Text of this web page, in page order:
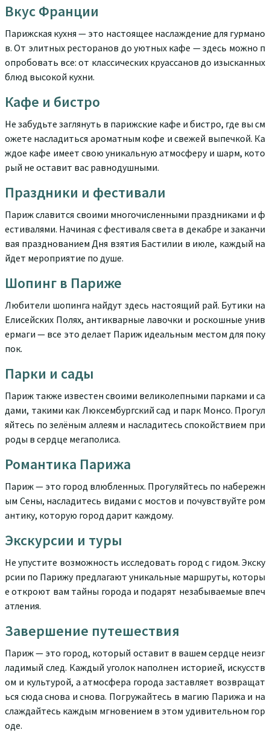
Вкус Франции
Парижская кухня — это настоящее наслаждение для гурмано
в. От элитных ресторанов до уютных кафе — здесь можно п
опробовать все: от классических круассанов до изысканных
блюд высокой кухни.
Кафе и бистро
Не забудьте заглянуть в парижские кафе и бистро, где вы см
ожете насладиться ароматным кофе и свежей выпечкой. Ка
ждое кафе имеет свою уникальную атмосферу и шарм, кото
рый не оставит вас равнодушными.
Праздники и фестивали
Париж славится своими многочисленными праздниками и ф
естивалями. Начиная с фестиваля света в декабре и заканчи
вая празднованием Дня взятия Бастилии в июле, каждый на
йдет мероприятие по душе.
Шопинг в Париже
Любители шопинга найдут здесь настоящий рай. Бутики на
Елисейских Полях, антикварные лавочки и роскошные унив
ермаги — все это делает Париж идеальным местом для поку
пок.
Парки и сады
Париж также известен своими великолепными парками и са
дами, такими как Люксембургский сад и парк Монсо. Прогул
яйтесь по зелёным аллеям и насладитесь спокойствием при
роды в сердце мегаполиса.
Романтика Парижа
Париж — это город влюбленных. Прогуляйтесь по набережн
ым Сены, насладитесь видами с мостов и почувствуйте ром
антику, которую город дарит каждому.
Экскурсии и туры
Не упустите возможность исследовать город с гидом. Экску
рсии по Парижу предлагают уникальные маршруты, которы
е откроют вам тайны города и подарят незабываемые впеч
атления.
Завершение путешествия
Париж — это город, который оставит в вашем сердце неизг
ладимый след. Каждый уголок наполнен историей, искусств
ом и культурой, а атмосфера города заставляет возвращат
ься сюда снова и снова. Погружайтесь в магию Парижа и на
слаждайтесь каждым мгновением в этом удивительном гор
оде.